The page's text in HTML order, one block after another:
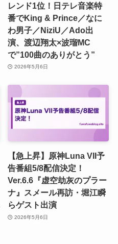
レンド1位！日テレ音楽特
番でKing & Prince／なに
わ男子／NiziU／Ado出
演、渡辺翔太×波瑠MC
で”100曲のありがとう”
2026年5月6日
【急上昇】原神Luna VII予
告番組5/8配信決定！
Ver.6.6『虚空劫灰のプラー
ナ』スメール再訪・堀江瞬
らゲスト出演
2026年5月6日